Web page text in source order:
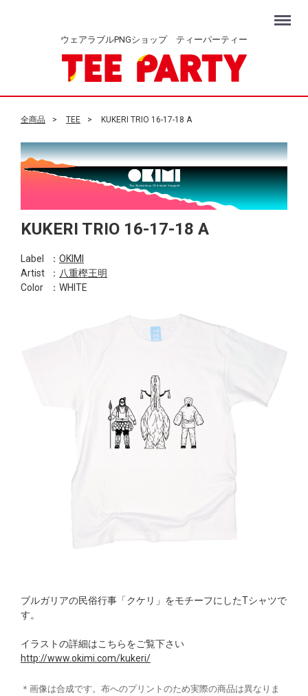
ウェアラブルPNGショップ ティーパーティー
Menu
全商品 TEE KUKERI TRIO 16-17-18 A
KUKERI TRIO 16-17-18 A
Label ： OKIMI
Artist
： 八重樫王明
Color
：WHITE
ブルガリアの民俗行事「クケリ」をモチーフにしたTシャツで
す。
イラストの詳細はこちらをご覧下さい
http://www.okimi.com/kukeri/
＊画像は合成です。布へのプリントのため実際の商品は異なりま